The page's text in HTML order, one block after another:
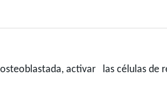
activar las células de